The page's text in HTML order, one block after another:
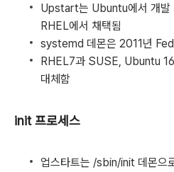
Upstart는 Ubuntu에서 개발
RHEL에서 채택됨
systemd 데몬은 2011년
RHEL7과 SUSE, Ubuntu
대체함
init 프로세스
업스타트는 /sbin/init 데몬으